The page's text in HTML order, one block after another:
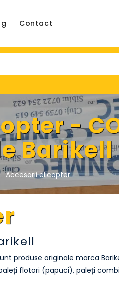
Contact
-
Barikell
Accesorii elicopter
produse originale marca
flotori (papuci), paleți